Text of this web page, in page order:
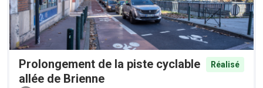
Prolongement de la piste cyclable
allée de Brienne
Réalisé